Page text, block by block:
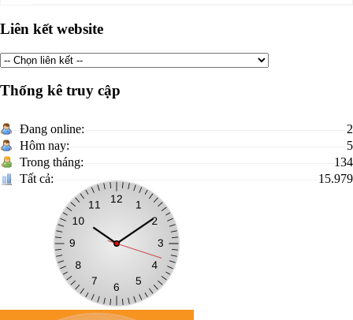
Liên kết website
Thống kê truy cập
Đang online:
2
Hôm nay:
5
Trong tháng:
134
Tất cả:
15.979